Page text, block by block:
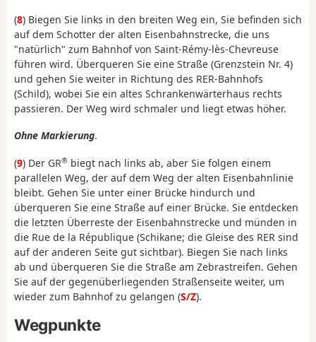
(8) Biegen Sie links in den breiten Weg ein, Sie befinden sich
auf dem Schotter der alten Eisenbahnstrecke, die uns
"natürlich" zum Bahnhof von Saint-Rémy-lès-Chevreuse
führen wird. Überqueren Sie eine Straße (Grenzstein Nr. 4)
und gehen Sie weiter in Richtung des RER-Bahnhofs
(Schild), wobei Sie ein altes Schrankenwärterhaus rechts
passieren. Der Weg wird schmaler und liegt etwas höher.
Ohne Markierung.
(9) Der GR® biegt nach links ab, aber Sie folgen einem
parallelen Weg, der auf dem Weg der alten Eisenbahnlinie
bleibt. Gehen Sie unter einer Brücke hindurch und
überqueren Sie eine Straße auf einer Brücke. Sie entdecken
die letzten Überreste der Eisenbahnstrecke und münden in
die Rue de la République (Schikane; die Gleise des RER sind
auf der anderen Seite gut sichtbar). Biegen Sie nach links
ab und überqueren Sie die Straße am Zebrastreifen. Gehen
Sie auf der gegenüberliegenden Straßenseite weiter, um
wieder zum Bahnhof zu gelangen (S/Z).
Wegpunkte